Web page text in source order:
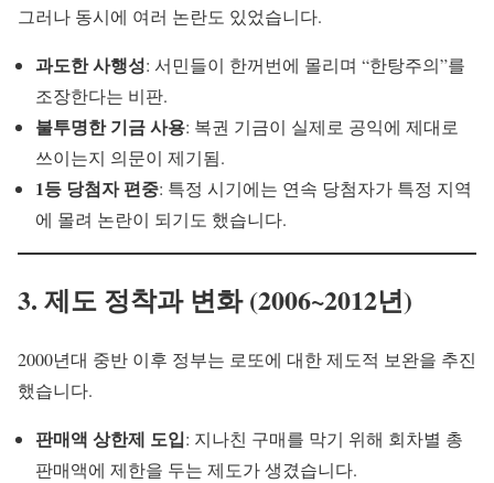
그러나 동시에 여러 논란도 있었습니다.
과도한 사행성: 서민들이 한꺼번에 몰리며 “한탕주의”를
조장한다는 비판.
불투명한 기금 사용: 복권 기금이 실제로 공익에 제대로
쓰이는지 의문이 제기됨.
1등 당첨자 편중: 특정 시기에는 연속 당첨자가 특정 지역
에 몰려 논란이 되기도 했습니다.
3. 제도 정착과 변화 (2006~2012년)
2000년대 중반 이후 정부는 로또에 대한 제도적 보완을 추진
했습니다.
판매액 상한제 도입: 지나친 구매를 막기 위해 회차별 총
판매액에 제한을 두는 제도가 생겼습니다.